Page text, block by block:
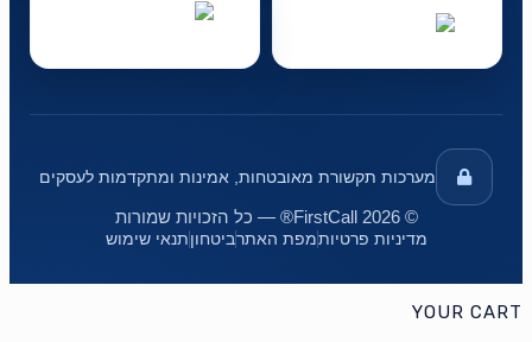
מערכות תקשורת מאובטחות, אמינות ומתקדמות לעסקים
© 2026 FirstCall® — כל הזכויות שמורות
מדיניות פרטיותמפת האתרביטחוןתנאי שימוש
YOUR CART